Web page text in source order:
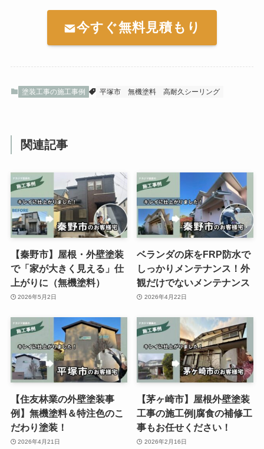
今すぐ無料見積もり
塗装工事の施工事例 平塚市 無機塗料 高耐久シーリング
関連記事
【秦野市】屋根・外壁塗装
で「家が大きく見える」仕
上がりに（無機塗料）
2026年5月2日
ベランダの床をFRP防水で
しっかりメンテナンス！外
観だけでないメンテナンス
2026年4月22日
【住友林業の外壁塗装事
例】無機塗料＆特注色のこ
だわり塗装！
2026年4月21日
【茅ヶ崎市】屋根外壁塗装
工事の施工例|腐食の補修工
事もお任せください！
2026年2月16日